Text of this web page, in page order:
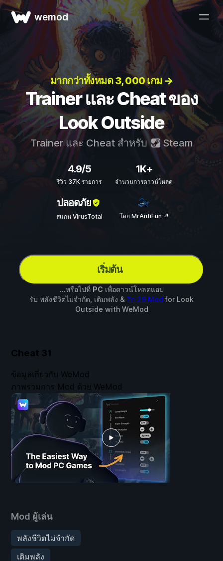
wemod
มากกว่าทั้งหมด 3, 000 เกม →
Trainer และ Cheat ของ
Look Outside
Trainer และ Cheat สำหรับ Steam
4.9/5
รีวิว 37K รายการ
1K+
จำนวนการดาวน์โหลด
ปลอดภัย
สแกน VirusTotal โดย MrAntiFun ↗
เริ่มต้น
...หรือไปที่ PC เพื่อดาวน์โหลดแอป
รับ พลังชีวิตไม่จำกัด, เติมพลัง & อีก 29 Mod for Look
Outside with WeMod
Cheat 31
Mod ผู้เล่น
พลังชีวิตไม่จำกัด
เติมพลัง
ข้อมูลเกี่ยวกับ WeMod
ภาพรวมการ Mod ด้วย WeMod